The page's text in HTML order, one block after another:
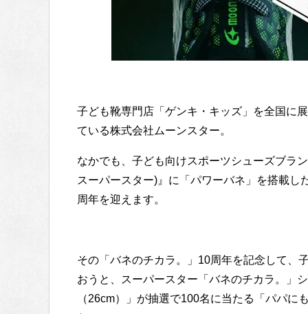
子ども靴専門店「ゲンキ・キッズ」を全国に
ている株式会社ムーンスター。
なかでも、子ども向けスポーツシューズブラ
スーパースター)』に「パワーバネ」を搭載
周年を迎えます。
その「バネのチカラ。」10周年を記念して、
おうと、スーパースター「バネのチカラ。」
（26cm）」が抽選で100名に当たる「パパ